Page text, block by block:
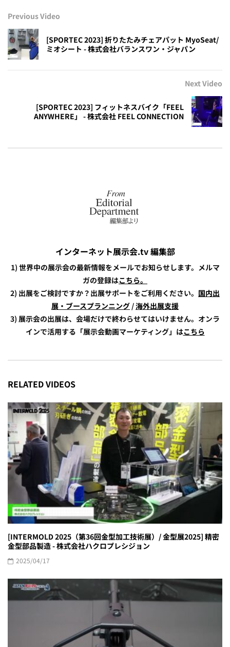
Previous Video
[SPORTEC 2023] 折りたたみチェアパット MyoSeat/
ミオシート - 株式会社バランスワン・ジャパン
Next Video
[SPORTEC 2023] フィットネスバイク「FEEL
ANYWHERE」 - 株式会社 FEEL CONNECTION
インターネット展示会.tv 編集部
1) 世界中の展示会の最新情報をメールでお知らせします。メルマ
ガの登録はこちら。
2) 出展をご検討ですか？出展サポートをご利用ください。 国内出
展・ブースプランニング /海外出展支援
3) 展示会の出展は、会場だけで終わらせてはいけません。オンラ
インで活用する「展示会動画マーケティング」はこちら
RELATED VIDEOS
[INTERMOLD 2025（第36回金型加工技術展）/ 金型展2025] 精密
金型部品製造 - 株式会社ハクロプレシジョン
2025/04/17